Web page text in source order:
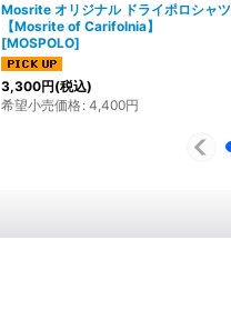
Mosrite オリジナル ドライポロシャツ
【Mosrite of Carifolnia】
[MOSPOLO]
3,300円(税込)
希望小売価格: 4,400円